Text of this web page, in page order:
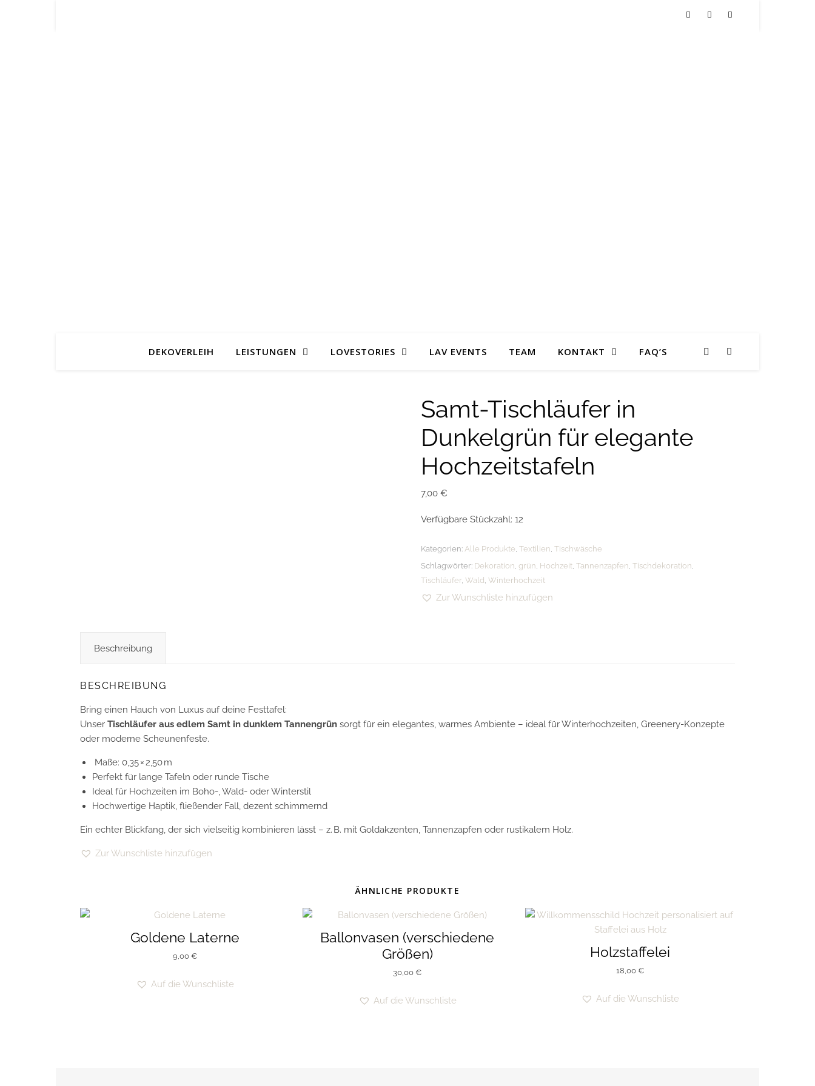
DEKOVERLEIH LEISTUNGEN LOVESTORIES LAV EVENTS TEAM KONTAKT FAQ’S
Samt-Tischläufer in
Dunkelgrün für elegante
Hochzeitstafeln
7,00 €
Verfügbare Stückzahl: 12
Kategorien: Alle Produkte, Textilien, Tischwäsche
Schlagwörter: Dekoration, grün, Hochzeit, Tannenzapfen, Tischdekoration,
Tischläufer, Wald , Winterhochzeit
Zur Wunschliste hinzufügen
Beschreibung
BESCHREIBUNG
Bring einen Hauch von Luxus auf deine Festtafel:
Unser Tischläufer aus edlem Samt in dunklem Tannengrün sorgt für ein elegantes, warmes Ambiente – ideal für Winterhochzeiten, Greenery-Konzepte
oder moderne Scheunenfeste.
Maße: 0,35 × 2,50 m
Perfekt für lange Tafeln oder runde Tische
Ideal für Hochzeiten im Boho-, Wald- oder Winterstil
Hochwertige Haptik, fließender Fall, dezent schimmernd
Ein echter Blickfang, der sich vielseitig kombinieren lässt – z. B. mit Goldakzenten, Tannenzapfen oder rustikalem Holz.
Zur Wunschliste hinzufügen
ÄHNLICHE PRODUKTE
Goldene Laterne
9,00 €
Auf die Wunschliste
Ballonvasen (verschiedene
Größen)
30,00€
Auf die Wunschliste
Holzstaffelei
18,00€
Auf die Wunschliste